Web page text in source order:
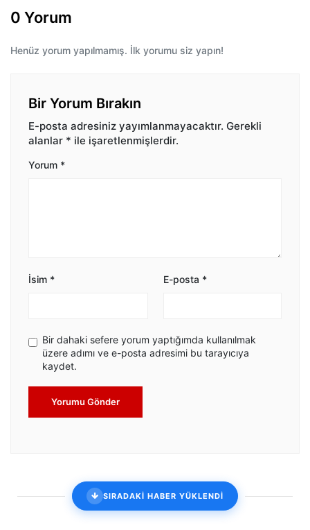
0 Yorum
Henüz yorum yapılmamış. İlk yorumu siz yapın!
Bir Yorum Bırakın
E-posta adresiniz yayımlanmayacaktır. Gerekli
alanlar * ile işaretlenmişlerdir.
Yorum *
İsim * E-posta *
Bir dahaki sefere yorum yaptığımda kullanılmak
üzere adımı ve e-posta adresimi bu tarayıcıya
kaydet.
Yorumu Gönder
SIRADAKİ HABER YÜKLENDİ